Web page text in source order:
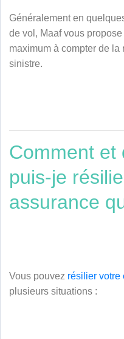
Généralement en
de vol, Maaf vous
maximum à compter de
sinistre.
Comment et
puis-je
assurance
Vous pouvez résilier votre
plusieurs situations :